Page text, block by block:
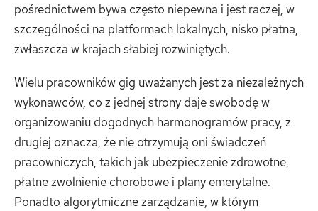
pośrednictwem bywa często niepewna i jest raczej, w
szczególności na platformach lokalnych, nisko płatna,
zwłaszcza w krajach słabiej rozwiniętych.
Wielu pracowników gig uważanych jest za niezależnych
wykonawców, co z jednej strony daje swobodę w
organizowaniu dogodnych harmonogramów pracy, z
drugiej oznacza, że ​​nie otrzymują oni świadczeń
pracowniczych, takich jak ubezpieczenie zdrowotne,
płatne zwolnienie chorobowe i plany emerytalne.
Ponadto algorytmiczne zarządzanie, w którym